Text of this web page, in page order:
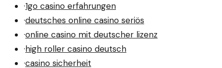
·1go casino erfahrungen
·deutsches online casino seriös
·online casino mit deutscher lizenz
·high roller casino deutsch
·casino sicherheit